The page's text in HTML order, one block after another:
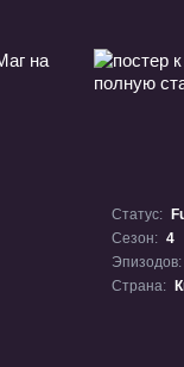
Статус:
Сезон: 4
Эпизодов:
Страна: